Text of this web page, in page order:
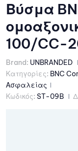
Βύσμα
100/CC-
Brand: UNBRANDED
Κατηγορίες: BNC
Ασφαλείας
Κωδικός: ST-09B